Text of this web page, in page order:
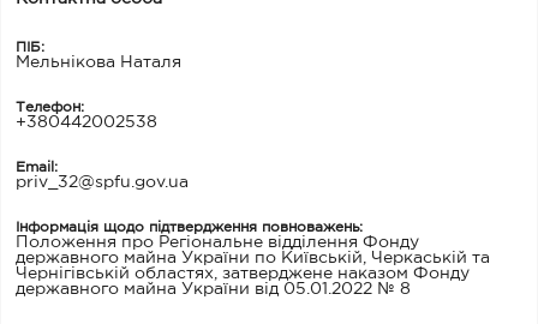
ПІБ:
Мельнікова Наталя
Телефон:
+380442002538
Email:
priv_32@spfu.gov.ua
Інформація щодо підтвердження повноважень:
Положення про Регіональне відділення Фонду
державного майна України по Київській, Черкаській та
Чернігівській областях, затверджене наказом Фонду
державного майна України від 05.01.2022 № 8